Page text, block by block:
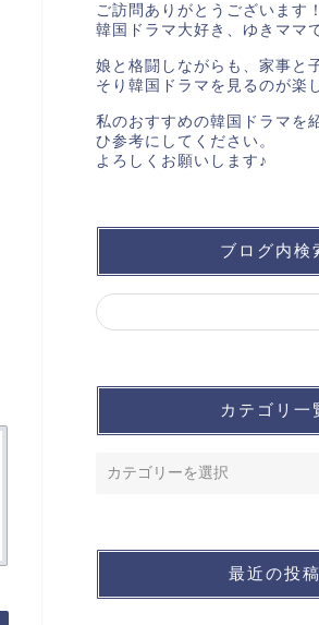
ご訪問ありがとうございます！
韓国ドラマ大好き、ゆきママ
娘と格闘しながらも、家事と
そり韓国ドラマを見るのが楽
私のおすすめの韓国ドラマを
ひ参考にしてください。
よろしくお願いします♪
ブログ内検
カテゴリ一
最近の投稿